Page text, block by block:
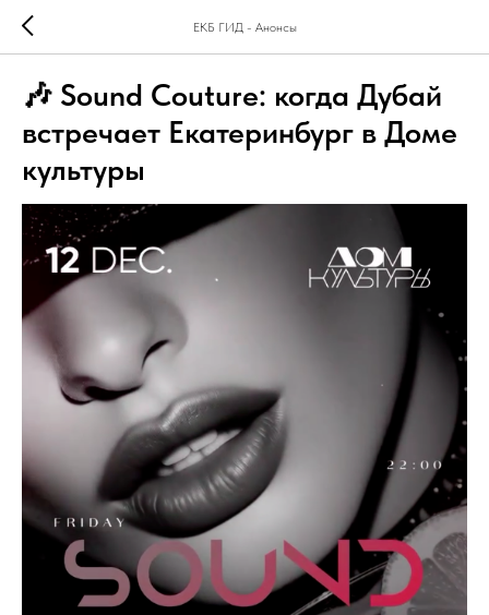
ЕКБ ГИД - Анонсы
🎶 Sound Couture: когда Дубай
встречает Екатеринбург в Доме
культуры